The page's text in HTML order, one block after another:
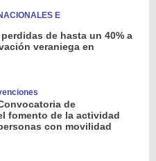
E
de hasta un 40% a
veraniega en
de
fomento de la actividad
con movilidad